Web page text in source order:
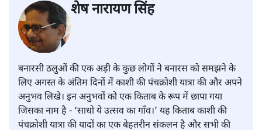
शेष नारायण सिंह
बनारसी ठलुओं की एक अड़ी के कुछ लोगों ने बनारस को समझने के
लिए अगस्त के अंतिम दिनों में काशी की पंचक्रोशी यात्रा की और अपने
अनुभव लिखे। इन अनुभवों को एक किताब के रूप में छापा गया
जिसका नाम है - ‘साधो ये उत्सव का गाँव।’ यह किताब काशी की
पंचक्रोशी यात्रा की यादों का एक बेहतरीन संकलन है और सभी की